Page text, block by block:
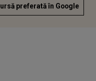
preferată în Google